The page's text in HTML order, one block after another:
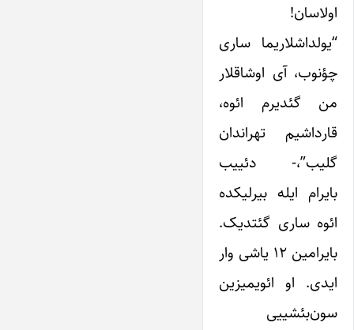
اولاسان!
“یولداشلاریما ساری
چؤنوب، آی اوشاقلار
من گئدیرم ائوه،
قارداشیم تهراندان
گلیب”،- دئییب
بایرام ایله بیرلیکده
ائوه ساری گئتدیک.
بایرامین ۱۲ یاشی وار
ایدی. او ائویمیزین
سون‌بئشییی